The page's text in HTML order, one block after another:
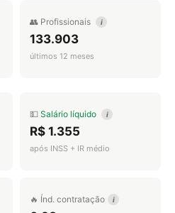
👥 Profissionais i
133.903
últimos 12 meses
💵 Salário líquido i
R$ 1.355
após INSS + IR médio
🔥 Índ. contratação i